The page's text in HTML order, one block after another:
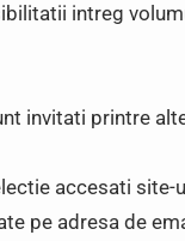
intreg
invitati printre
accesati site-
pe adresa de